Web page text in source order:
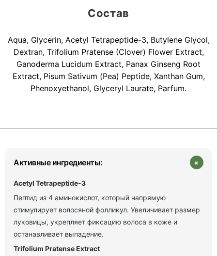
Состав
Aqua, Glycerin, Acetyl Tetrapeptide-3, Butylene Glycol,
Dextran, Trifolium Pratense (Clover) Flower Extract,
Ganoderma Lucidum Extract, Panax Ginseng Root
Extract, Pisum Sativum (Pea) Peptide, Xanthan Gum,
Phenoxyethanol, Glyceryl Laurate, Parfum.
Активные ингредиенты: +
Acetyl Tetrapeptide‑3
Пептид из 4 аминокислот, который напрямую
стимулирует волосяной фолликул. Увеличивает размер
луковицы, укрепляет фиксацию волоса в коже и
останавливает выпадение.
Trifolium Pratense Extract